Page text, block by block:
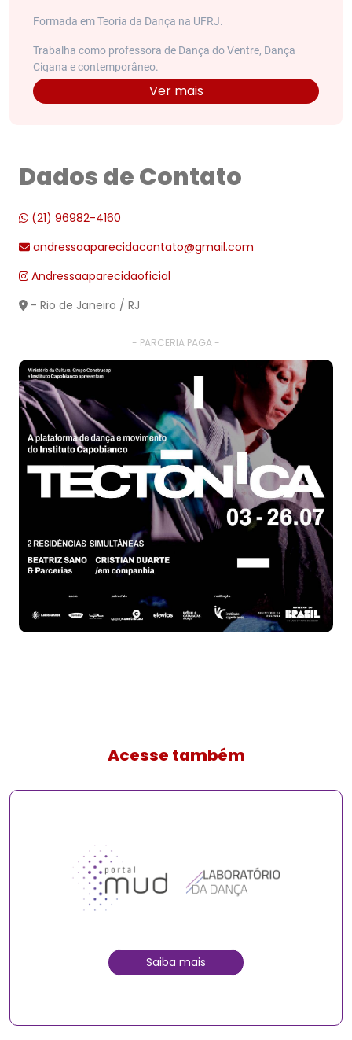
Formada em Teoria da Dança na UFRJ.
Trabalha como professora de Dança do Ventre, Dança
Cigana e contemporâneo.
Ver mais
Dados de Contato
(21) 96982-4160
andressaaparecidacontato@gmail.com
Andressaaparecidaoficial
- Rio de Janeiro / RJ
- PARCERIA PAGA -
Acesse também
Saiba mais